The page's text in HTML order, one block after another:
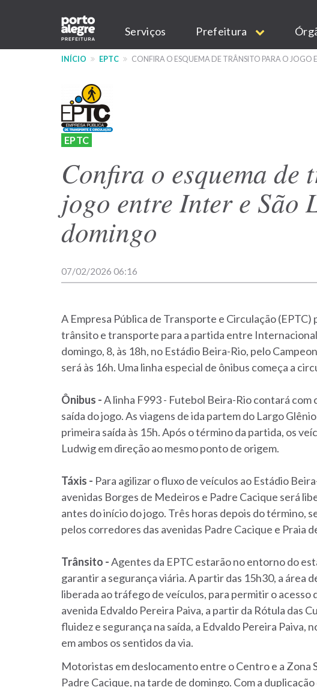
conteúdo
Main
navigation
Serviços Prefeitura
INÍCIO EPTC CONFIRA O ESQUEMA DE TRÂNSITO PARA O JOGO
EPTC
Confira o esquema de
jogo entre Inter e São
domingo
07/02/2026 06:16
A Empresa Pública de Transporte e Circulação
trânsito e transporte para a partida entre
domingo, 8, às 18h, no Estádio Beira-Rio, pelo
será às 16h. Uma linha especial de ônibus começa a
Ônibus -A linha F993 - Futebol Beira-Rio contará com
saída do jogo. As viagens de ida partem do Largo
primeira saída às 15h. Após o término da partida, os
Ludwig em direção ao mesmo ponto de origem.
Táxis - Para agilizar o fluxo de veículos ao Estádio
avenidas Borges de Medeiros e Padre Cacique será
antes do início do jogo. Três horas depois do término,
pelos corredores das avenidas Padre Cacique e Praia
Trânsito -Agentes da EPTC estarão no entorno do
garantir a segurança viária. A partir das 15h30, a área
liberada ao tráfego de veículos, para permitir o acesso
avenida Edvaldo Pereira Paiva, a partir da Rótula das
fluidez e segurança na saída, a Edvaldo Pereira Paiva,
em ambos os sentidos da via.
Motoristas em deslocamento entre o Centro e a Zona
Padre Cacique, na tarde de domingo. Com a